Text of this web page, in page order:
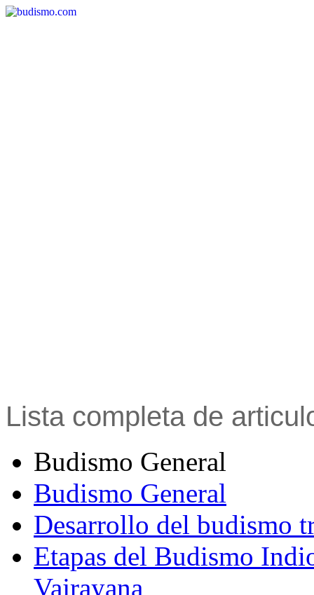
Lista completa de
Budismo General
Budismo General
Desarrollo del budismo
Etapas del Budismo
Vajrayana